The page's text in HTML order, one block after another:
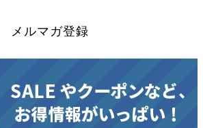
メルマガ登録